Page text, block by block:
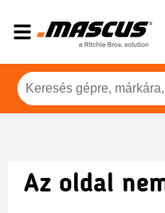
Az oldal